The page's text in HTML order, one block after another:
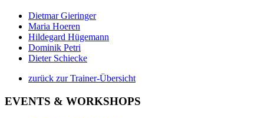
Dietmar Gieringer
Maria Hoeren
Hildegard Hügemann
Dominik Petri
Dieter Schiecke
zurück zur Trainer-Übersicht
EVENTS & WORKSHOPS